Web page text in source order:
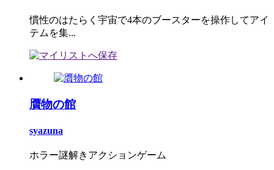
慣性のはたらく宇宙で4本のブースターを操作してアイ
テムを集...
贋物の館
syazuna
ホラー謎解きアクションゲーム